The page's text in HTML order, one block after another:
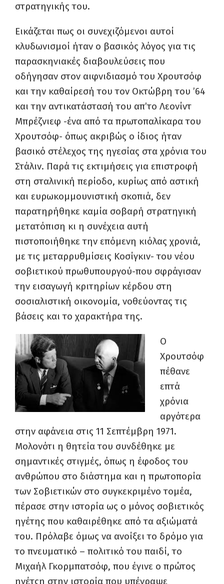
στρατηγικής του.
Εικάζεται πως οι συνεχιζόμενοι αυτοί
κλυδωνισμοί ήταν ο βασικός λόγος για τις
παρασκηνιακές διαβουλεύσεις που
οδήγησαν στον αιφνιδιασμό του Χρουτσόφ
και την καθαίρεσή του τον Οκτώβρη του ’64
και την αντικατάστασή του απ’το Λεονίντ
Μπρέζνιεφ -ένα από τα πρωτοπαλίκαρα του
Χρουτσόφ- όπως ακριβώς ο ίδιος ήταν
βασικό στέλεχος της ηγεσίας στα χρόνια του
Στάλιν. Παρά τις εκτιμήσεις για επιστροφή
στη σταλινική περίοδο, κυρίως από αστική
και ευρωκομμουνιστική σκοπιά, δεν
παρατηρήθηκε καμία σοβαρή στρατηγική
μετατόπιση κι η συνέχεια αυτή
πιστοποιήθηκε την επόμενη κιόλας χρονιά,
με τις μεταρρυθμίσεις Κοσίγκιν- του νέου
σοβιετικού πρωθυπουργού-που σφράγισαν
την εισαγωγή κριτηρίων κέρδου στη
σοσιαλιστική οικονομία, νοθεύοντας τις
βάσεις και το χαρακτήρα της.
Ο
Χρουτσόφ
πέθανε
επτά
χρόνια
αργότερα
στην αφάνεια στις 11 Σεπτέμβρη 1971.
Μολονότι η θητεία του συνδέθηκε με
σημαντικές στιγμές, όπως η έφοδος του
ανθρώπου στο διάστημα και η πρωτοπορία
των Σοβιετικών στο συγκεκριμένο τομέα,
πέρασε στην ιστορία ως ο μόνος σοβιετικός
ηγέτης που καθαιρέθηκε από τα αξιώματά
του. Πρόλαβε όμως να ανοίξει το δρόμο για
το πνευματικό – πολιτικό του παιδί, το
Μιχαήλ Γκορμπατσόφ, που έγινε ο πρώτος
ηγέτςη στην ιστορία που υπέγραψε